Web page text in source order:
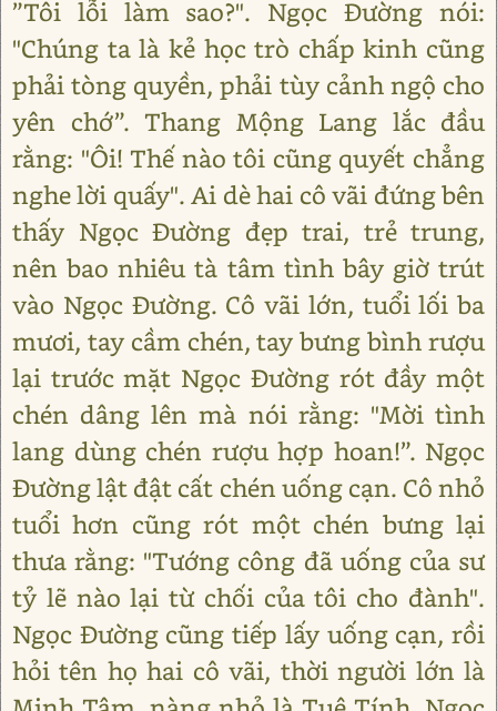
”Tôi lỗi làm sao?". Ngọc Đường nói:
"Chúng ta là kẻ học trò chấp kinh cũng
phải tòng quyền, phải tùy cảnh ngộ cho
yên chớ”. Thang Mộng Lang lắc đầu
rằng: "Ôi! Thế nào tôi cũng quyết chẳng
nghe lời quấy". Ai dè hai cô vãi đứng bên
thấy Ngọc Đường đẹp trai, trẻ trung,
nên bao nhiêu tà tâm tình bây giờ trút
vào Ngọc Đường. Cô vãi lớn, tuổi lối ba
mươi, tay cầm chén, tay bưng bình rượu
lại trước mặt Ngọc Đường rót đầy một
chén dâng lên mà nói rằng: "Mời tình
lang dùng chén rượu hợp hoan!”. Ngọc
Đường lật đật cất chén uống cạn. Cô nhỏ
tuổi hơn cũng rót một chén bưng lại
thưa rằng: "Tướng công đã uống của sư
tỷ lẽ nào lại từ chối của tôi cho đành".
Ngọc Đường cũng tiếp lấy uống cạn, rồi
hỏi tên họ hai cô vãi, thời người lớn là